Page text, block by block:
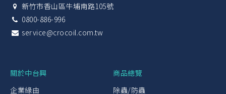
新竹市香山區牛埔南路105號
0800-886-996
service@crocoil.com.tw
關於中台興
企業緣由
商品總覽
除蟲/防蟲